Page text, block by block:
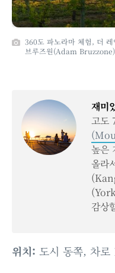
360도 파노라마 체험, 더
브루즈원(Adam Bruzzone)
재미
고도
높은
올라
감상
위치: 도시 동쪽, 차로